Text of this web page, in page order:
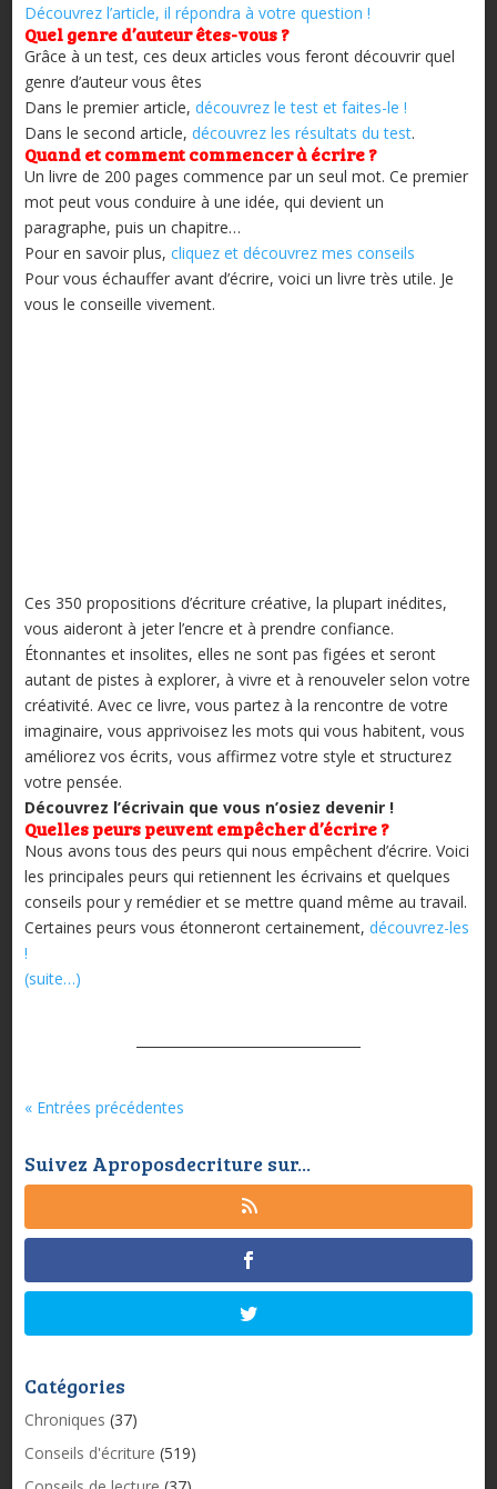
Découvrez l’article, il répondra à votre question !
Quel genre d’auteur êtes-vous ?
Grâce à un test, ces deux articles vous feront découvrir quel
genre d’auteur vous êtes
Dans le premier article, découvrez le test et faites-le !
Dans le second article, découvrez les résultats du test.
Quand et comment commencer à écrire ?
Un livre de 200 pages commence par un seul mot. Ce premier
mot peut vous conduire à une idée, qui devient un
paragraphe, puis un chapitre…
Pour en savoir plus, cliquez et découvrez mes conseils
Pour vous échauffer avant d’écrire, voici un livre très utile. Je
vous le conseille vivement.
Ces 350 propositions d’écriture créative, la plupart inédites,
vous aideront à jeter l’encre et à prendre confiance.
Étonnantes et insolites, elles ne sont pas figées et seront
autant de pistes à explorer, à vivre et à renouveler selon votre
créativité. Avec ce livre, vous partez à la rencontre de votre
imaginaire, vous apprivoisez les mots qui vous habitent, vous
améliorez vos écrits, vous affirmez votre style et structurez
votre pensée.
Découvrez l’écrivain que vous n’osiez devenir !
Quelles peurs peuvent empêcher d’écrire ?
Nous avons tous des peurs qui nous empêchent d’écrire. Voici
les principales peurs qui retiennent les écrivains et quelques
conseils pour y remédier et se mettre quand même au travail.
Certaines peurs vous étonneront certainement, découvrez-les
!
(suite…)
« Entrées précédentes
Suivez Aproposdecriture sur...
Catégories
Chroniques (37)
Conseils d'écriture (519)